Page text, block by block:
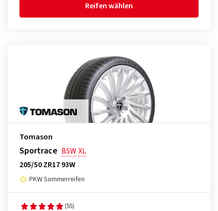
Reifen wählen
Tomason
Sportrace BSWXL
205/50 ZR17 93W
PKW Sommerreifen
(55)